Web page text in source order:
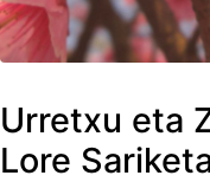
Urretxu eta
Lore